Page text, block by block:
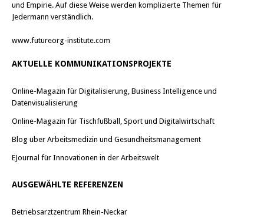
und Empirie. Auf diese Weise werden komplizierte Themen für
Jedermann verständlich.
www.futureorg-institute.com
AKTUELLE KOMMUNIKATIONSPROJEKTE
Online-Magazin für Digitalisierung, Business Intelligence und
Datenvisualisierung
Online-Magazin für Tischfußball, Sport und Digitalwirtschaft
Blog über Arbeitsmedizin und Gesundheitsmanagement
EJournal für Innovationen in der Arbeitswelt
AUSGEWÄHLTE REFERENZEN
Betriebsarztzentrum Rhein-Neckar